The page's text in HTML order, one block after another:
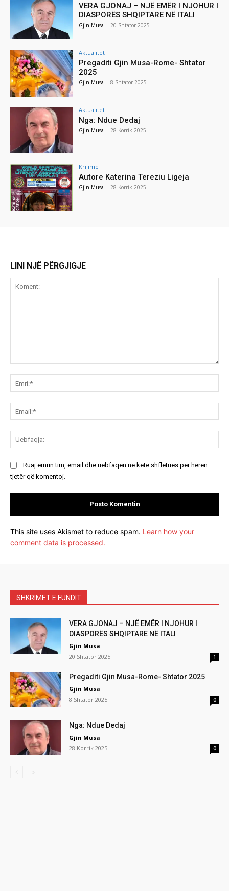
VERA GJONAJ – NJË EMËR I NJOHUR I
DIASPORËS SHQIPTARE NË ITALI
Gjin Musa - 20 Shtator 2025
Aktualitet
Pregaditi Gjin Musa-Rome- Shtator
2025
Gjin Musa - 8 Shtator 2025
Aktualitet
Nga: Ndue Dedaj
Gjin Musa - 28 Korrik 2025
Krijime
Autore Katerina Tereziu Ligeja
Gjin Musa - 28 Korrik 2025
LINI NJË PËRGJIGJE
Ruaj emrin tim, email dhe uebfaqen në këtë shfletues për herën
tjetër që komentoj.
This site uses Akismet to reduce spam. Learn how your
comment data is processed.
SHKRIMET E FUNDIT
VERA GJONAJ – NJË EMËR I NJOHUR I
DIASPORËS SHQIPTARE NË ITALI
Gjin Musa
20 Shtator 2025
1
Pregaditi Gjin Musa-Rome- Shtator 2025
Gjin Musa
8 Shtator 2025
0
Nga: Ndue Dedaj
Gjin Musa
28 Korrik 2025
0